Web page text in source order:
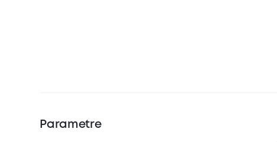
Parametre